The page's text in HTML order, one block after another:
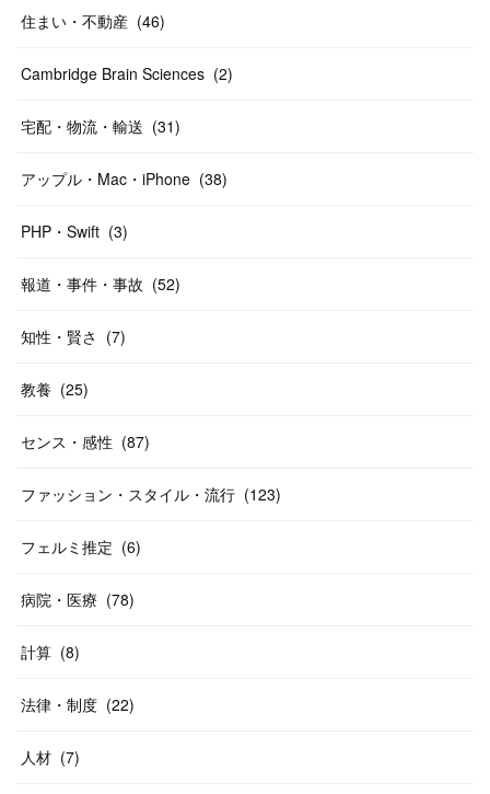
住まい・不動産 (46)
Cambridge Brain Sciences (2)
宅配・物流・輸送 (31)
アップル・Mac・iPhone (38)
PHP・Swift (3)
報道・事件・事故 (52)
知性・賢さ (7)
教養 (25)
センス・感性 (87)
ファッション・スタイル・流行 (123)
フェルミ推定 (6)
病院・医療 (78)
計算 (8)
法律・制度 (22)
人材 (7)